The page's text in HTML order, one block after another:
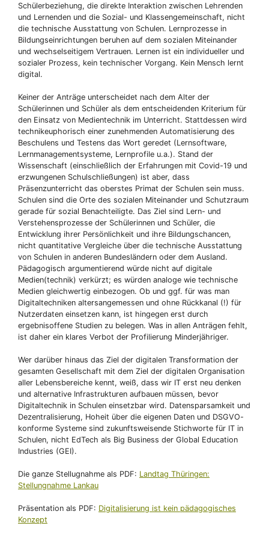
Schülerbeziehung, die direkte Interaktion zwischen Lehrenden
und Lernenden und die Sozial- und Klassengemeinschaft, nicht
die technische Ausstattung von Schulen. Lernprozesse in
Bildungseinrichtungen beruhen auf dem sozialen Miteinander
und wechselseitigem Vertrauen. Lernen ist ein individueller und
sozialer Prozess, kein technischer Vorgang. Kein Mensch lernt
digital.
Keiner der Anträge unterscheidet nach dem Alter der
Schülerinnen und Schüler als dem entscheidenden Kriterium für
den Einsatz von Medientechnik im Unterricht. Stattdessen wird
technikeuphorisch einer zunehmenden Automatisierung des
Beschulens und Testens das Wort geredet (Lernsoftware,
Lernmanagementsysteme, Lernprofile u.a.). Stand der
Wissenschaft (einschließlich der Erfahrungen mit Covid-19 und
erzwungenen Schulschließungen) ist aber, dass
Präsenzunterricht das oberstes Primat der Schulen sein muss.
Schulen sind die Orte des sozialen Miteinander und Schutzraum
gerade für sozial Benachteiligte. Das Ziel sind Lern- und
Verstehensprozesse der Schülerinnen und Schüler, die
Entwicklung ihrer Persönlichkeit und ihre Bildungschancen,
nicht quantitative Vergleiche über die technische Ausstattung
von Schulen in anderen Bundesländern oder dem Ausland.
Pädagogisch argumentierend würde nicht auf digitale
Medien(technik) verkürzt; es würden analoge wie technische
Medien gleichwertig einbezogen. Ob und ggf. für was man
Digitaltechniken altersangemessen und ohne Rückkanal (!) für
Nutzerdaten einsetzen kann, ist hingegen erst durch
ergebnisoffene Studien zu belegen. Was in allen Anträgen fehlt,
ist daher ein klares Verbot der Profilierung Minderjähriger.
Wer darüber hinaus das Ziel der digitalen Transformation der
gesamten Gesellschaft mit dem Ziel der digitalen Organisation
aller Lebensbereiche kennt, weiß, dass wir IT erst neu denken
und alternative Infrastrukturen aufbauen müssen, bevor
Digitaltechnik in Schulen einsetzbar wird. Datensparsamkeit und
Dezentralisierung, Hoheit über die eigenen Daten und DSGVO-
konforme Systeme sind zukunftsweisende Stichworte für IT in
Schulen, nicht EdTech als Big Business der Global Education
Industries (GEI).
Die ganze Stellugnahme als PDF: Landtag Thüringen:
Stellungnahme Lankau
Präsentation als PDF: Digitalisierung ist kein pädagogisches
Konzept